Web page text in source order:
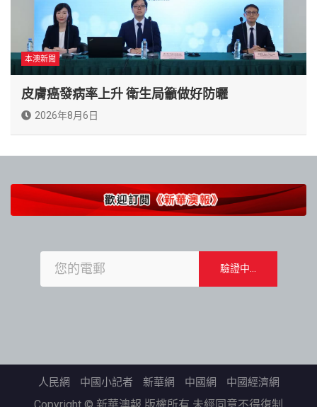
本澳新聞
皮膚癌發病率上升 衛生局籲做好防曬
2026年8月6日
人民網 中國小記者 新華網 中國網 中國經濟網